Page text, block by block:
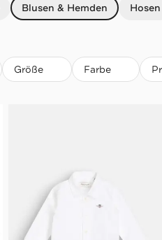
Blusen & Hemden Hosen
Größe Farbe